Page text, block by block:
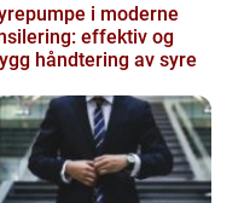
i moderne
effektiv og
håndtering av syre